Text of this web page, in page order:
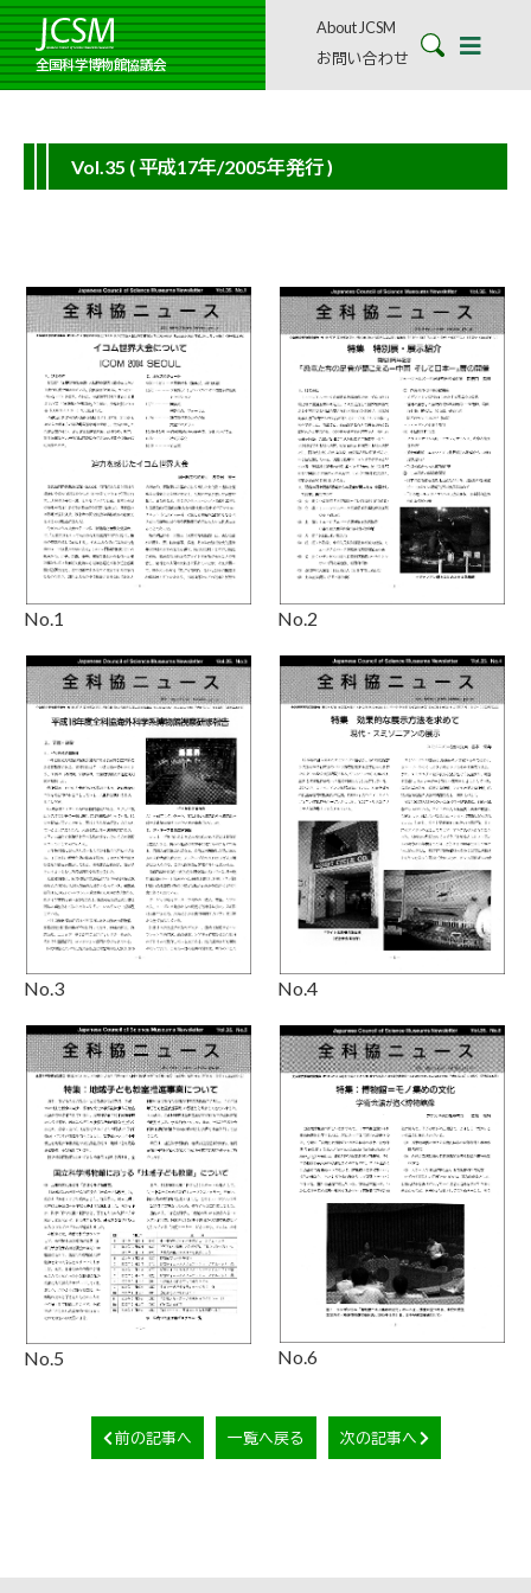
全国科学博物館協議会
About JCSM
お問い合わせ
Vol.35 ( 平成17年/2005年発行 )
No.1 No.2
No.3 No.4
No.5 No.6
前の記事へ 一覧へ戻る 次の記事へ